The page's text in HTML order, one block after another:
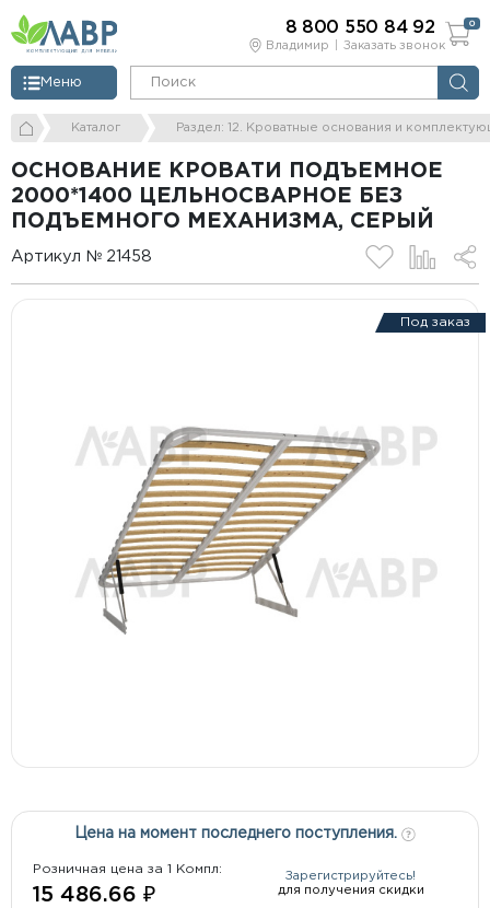
Владимир Заказать звонок
Меню
8 800 550 84 92 0
Каталог Раздел: 12. Кроватные основания и
ОСНОВАНИЕ КРОВАТИ ПОДЪЕМНОЕ
2000*1400 ЦЕЛЬНОСВАРНОЕ БЕЗ
ПОДЪЕМНОГО МЕХАНИЗМА, СЕРЫЙ
Артикул № 21458
Под заказ
Цена на момент последнего поступления.
Розничная цена за 1 Компл:
15 486.66 ₽
Зарегистрируйтесь!
для получения скидки